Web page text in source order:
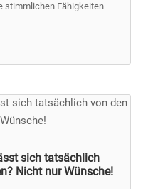
stimmlichen Fähigkeiten
sich tatsächlich
Nicht nur Wünsche!